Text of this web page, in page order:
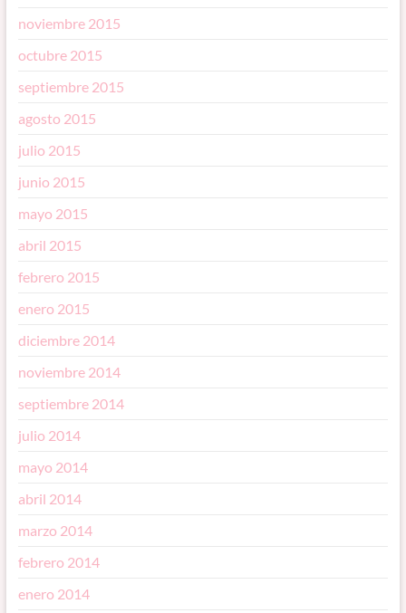
noviembre 2015
octubre 2015
septiembre 2015
agosto 2015
julio 2015
junio 2015
mayo 2015
abril 2015
febrero 2015
enero 2015
diciembre 2014
noviembre 2014
septiembre 2014
julio 2014
mayo 2014
abril 2014
marzo 2014
febrero 2014
enero 2014